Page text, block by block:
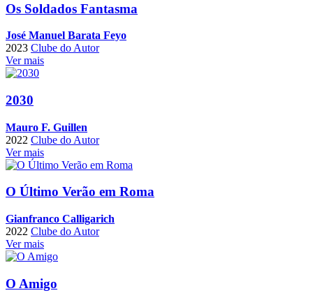
Os Soldados Fantasma
José Manuel Barata Feyo
2023 Clube do Autor
Ver mais
2030
Mauro F. Guillen
2022 Clube do Autor
Ver mais
O Último Verão em Roma
Gianfranco Calligarich
2022 Clube do Autor
Ver mais
O Amigo